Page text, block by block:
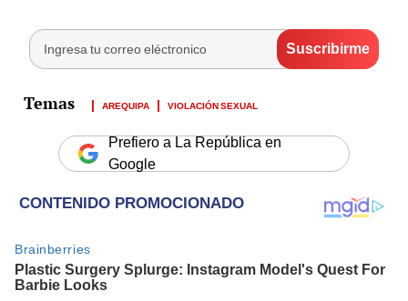
AREQUIPA VIOLACIÓN SEXUAL
Prefiero a La República en
Google